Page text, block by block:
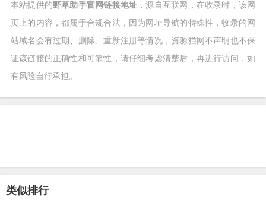
本站提供的野草助手官网链接地址 ，源自互联网，在收录时，该网
页上的内容，都属于合规合法，因为网址导航的特殊性，收录的网
站域名会有过期、删除、重新注册等情况，资源猫网不声明也不保
证该链接的正确性和可靠性，请仔细考虑清楚后，再进行访问，如
有风险自行承担。
类似排行